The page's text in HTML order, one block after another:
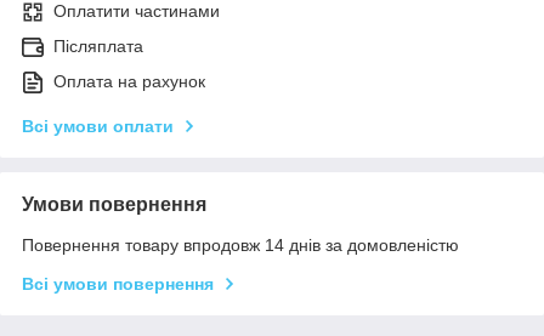
Оплатити частинами
Післяплата
Оплата на рахунок
Всі умови оплати
Умови повернення
Повернення товару впродовж 14 днів за домовленістю
Всі умови повернення